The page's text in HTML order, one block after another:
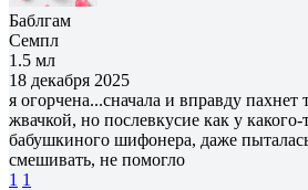
Баблгам
Семпл
1.5 мл
18 декабря 2025
я огорчена...сначала и вправду пахнет
жвачкой, но послевкусие как у
бабушкиного шифонера, даже
смешивать, не помогло
1 1